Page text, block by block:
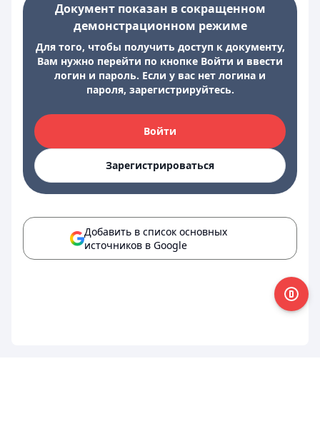
Документ показан в сокращенном
демонстрационном режиме
Для того, чтобы получить доступ к документу,
Вам нужно перейти по кнопке Войти и ввести
логин и пароль. Если у вас нет логина и
пароля, зарегистрируйтесь.
Войти
Зарегистрироваться
Добавить в список основных
источников в Google